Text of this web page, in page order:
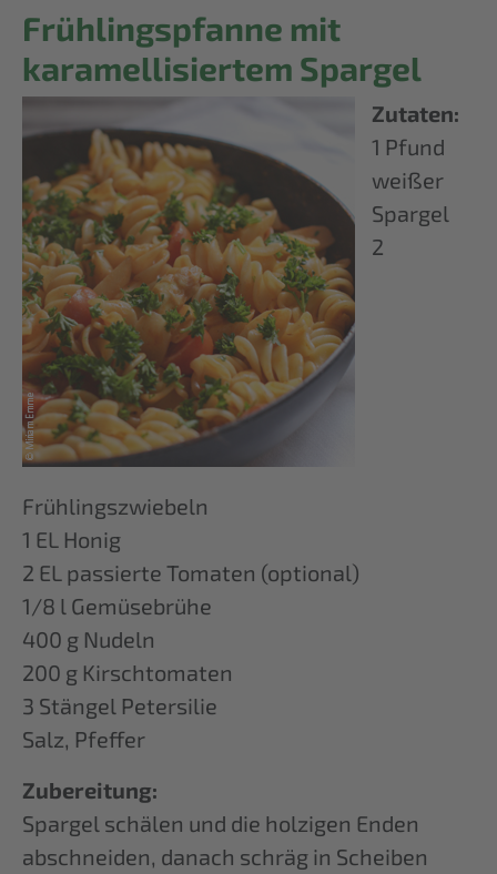
Frühlingspfanne mit
karamellisiertem Spargel
Zutaten:
1 Pfund
weißer
Spargel
2
Frühlingszwiebeln
1 EL Honig
2 EL passierte Tomaten (optional)
1/8 l Gemüsebrühe
400 g Nudeln
200 g Kirschtomaten
3 Stängel Petersilie
Salz, Pfeffer
Zubereitung:
Spargel schälen und die holzigen Enden
abschneiden, danach schräg in Scheiben